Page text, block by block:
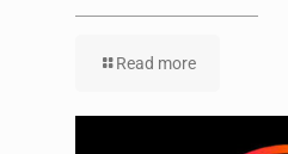
Read more